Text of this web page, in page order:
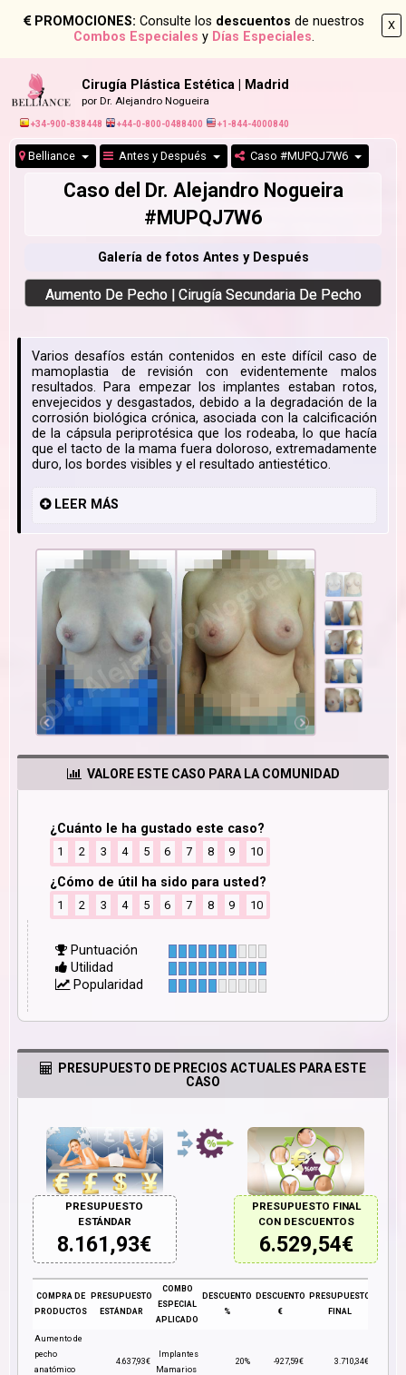
X
PROMOCIONES: Consulte los descuentos de nuestros
Combos Especiales y Días Especiales.
Cirugía Plástica Estética | Madrid
por Dr. Alejandro Nogueira
+34-900-838448 +44-0-800-0488400 +1-844-4000840
Belliance Antes y Después Caso #MUPQJ7W6
Caso del Dr. Alejandro Nogueira
#MUPQJ7W6
Galería de fotos Antes y Después
Aumento De Pecho | Cirugía Secundaria De Pecho
Varios desafíos están contenidos en este difícil caso de
mamoplastia de revisión con evidentemente malos
resultados. Para empezar los implantes estaban rotos,
envejecidos y desgastados, debido a la degradación de la
corrosión biológica crónica, asociada con la calcificación
de la cápsula periprotésica que los rodeaba, lo que hacía
que el tacto de la mama fuera doloroso, extremadamente
duro, los bordes visibles y el resultado antiestético.
LEER MÁS
VALORE ESTE CASO PARA LA COMUNIDAD
¿Cuánto le ha gustado este caso?
1 2 3 4 5 6 7 8 9 10
¿Cómo de útil ha sido para usted?
1 2 3 4 5 6 7 8 9 10
Puntuación
Utilidad
Popularidad
PRESUPUESTO DE PRECIOS ACTUALES PARA ESTE
CASO
PRESUPUESTO
ESTÁNDAR
8.161,93€
PRESUPUESTO FINAL
CON DESCUENTOS
6.529,54€
COMPRA DE
PRODUCTOS
PRESUPUESTO
ESTÁNDAR
COMBO
ESPECIAL
APLICADO
DESCUENTO
%
DESCUENTO
€
PRESUPUESTO
FINAL
Aumento de
pecho
anatómico
4.637,93€
Implantes
Mamarios
20% -927,59€ 3.710,34€